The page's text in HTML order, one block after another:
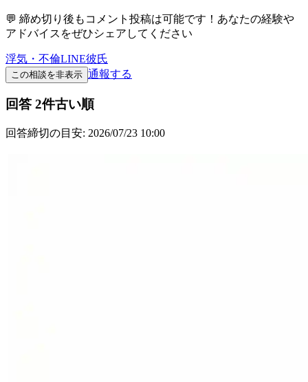
💬 締め切り後もコメント投稿は可能です！あなたの経験や
アドバイスをぜひシェアしてください
浮気・不倫LINE彼氏
この相談を非表示 通報する
回答 2件古い順
回答締切の目安: 2026/07/23 10:00